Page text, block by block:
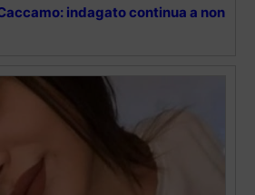
indagato continua a non